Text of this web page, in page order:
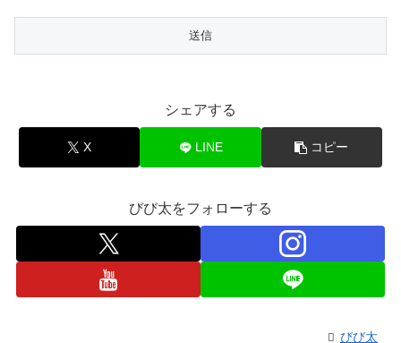
シェアする
X LINE コピー
びび太をフォローする
びび太